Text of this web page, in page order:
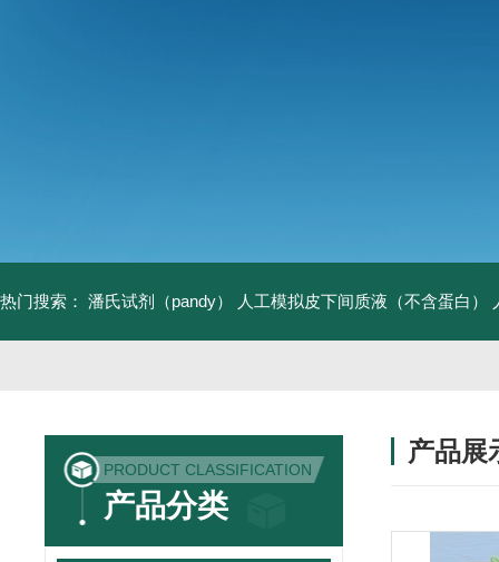
热门搜索： 潘氏试剂（pandy） 人工模拟皮下间质液（不含蛋白）
PRODUCT CLASSIFICATION
产品分类
产品展